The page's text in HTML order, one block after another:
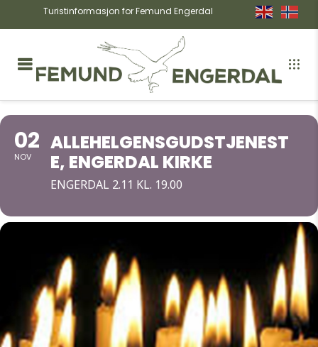
Turistinformasjon for Femund Engerdal
02
NOV
ALLEHELGENSGUDSTJENEST
E, ENGERDAL KIRKE
ENGERDAL 2.11 KL. 19.00